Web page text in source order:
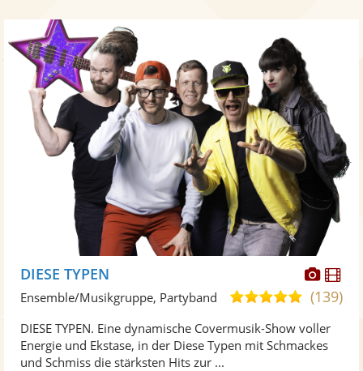
Fotos
DIESE TYPEN
5,0
5
(139)
Ensemble/Musikgruppe, Partyband
DIESE TYPEN. Eine dynamische Covermusik-Show voller
Energie und Ekstase, in der Diese Typen mit Schmackes
und Schmiss die stärksten Hits zur ...